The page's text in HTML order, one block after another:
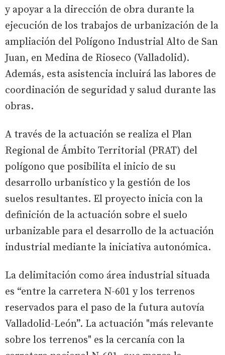
y apoyar a la dirección de obra durante la
ejecución de los trabajos de urbanización de la
ampliación del Polígono Industrial Alto de San
Juan, en Medina de Rioseco (Valladolid).
Además, esta asistencia incluirá las labores de
coordinación de seguridad y salud durante las
obras.
A través de la actuación se realiza el Plan
Regional de Ámbito Territorial (PRAT) del
polígono que posibilita el inicio de su
desarrollo urbanístico y la gestión de los
suelos resultantes. El proyecto inicia con la
definición de la actuación sobre el suelo
urbanizable para el desarrollo de la actuación
industrial mediante la iniciativa autonómica.
La delimitación como área industrial situada
es “entre la carretera N-601 y los terrenos
reservados para el paso de la futura autovía
Valladolid-León”. La actuación "más relevante
sobre los terrenos" es la cercanía con la